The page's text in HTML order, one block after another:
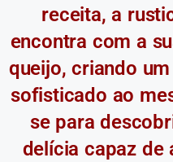
receita, a
encontra com a
queijo, criando
sofisticado ao
se para
delícia capaz de